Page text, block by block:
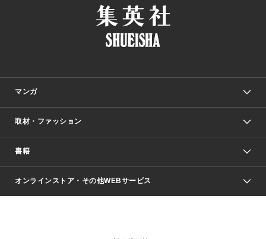
マンガ
少年マンガ
Vジャンプ
週刊ヤングジャンプ
少女マンガ
取材・ファッション
Seventeen
芸能・情報・スポーツ
書籍
文芸・文庫・総合
オンラインストア・その他WEBサービス